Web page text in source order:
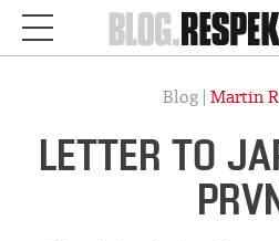
Blog | Martin
LETTER TO